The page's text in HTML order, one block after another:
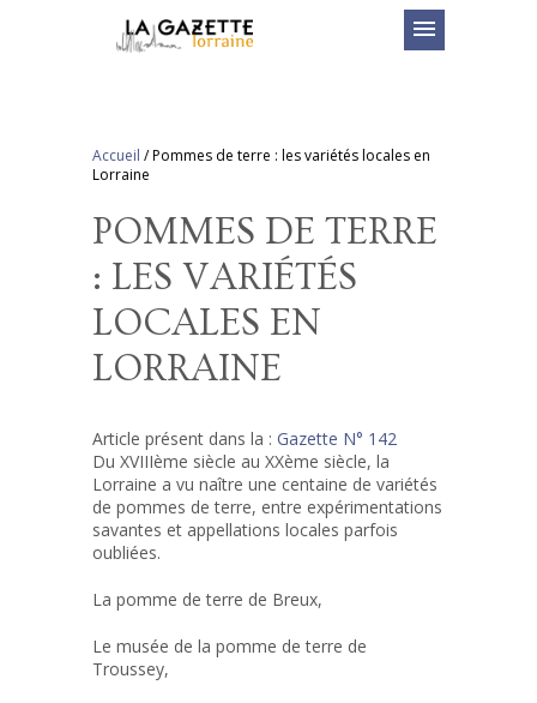
menu
Accueil /Pommes de terre : les variétés locales en
Lorraine
POMMES DE TERRE
: LES VARIÉTÉS
LOCALES EN
LORRAINE
Article présent dans la : Gazette N° 142
Du XVIIIème siècle au XXème siècle, la
Lorraine a vu naître une centaine de variétés
de pommes de terre, entre expérimentations
savantes et appellations locales parfois
oubliées.
La pomme de terre de Breux,
Le musée de la pomme de terre de
Troussey,